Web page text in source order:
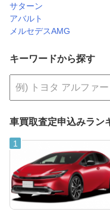
サターン
アバルト
メルセデスAMG
キーワードから探す
車買取査定申込みラン